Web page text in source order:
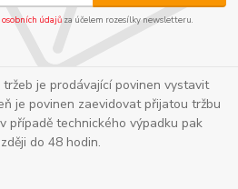
údajůza účelem rozesílky newsletteru.
je prodávající povinen vystavit
je povinen zaevidovat přijatou tržbu
případě technického výpadku pak
do 48 hodin.